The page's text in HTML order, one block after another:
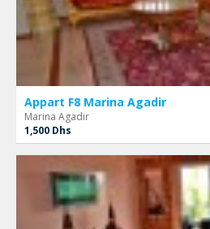
Appart F8 Marina Agadir
Marina Agadir
1,500 Dhs